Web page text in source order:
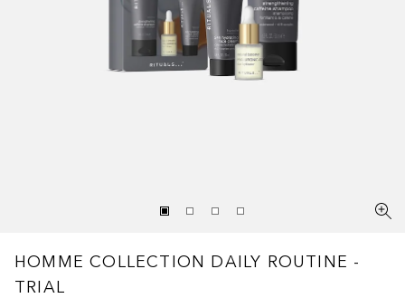
HOMME COLLECTION DAILY ROUTINE -
TRIAL